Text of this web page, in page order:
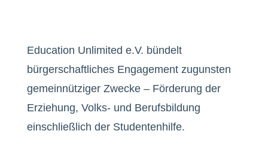
Education Unlimited e.V. bündelt
bürgerschaftliches Engagement zugunsten
gemeinnütziger Zwecke – Förderung der
Erziehung, Volks- und Berufsbildung
einschließlich der Studentenhilfe.